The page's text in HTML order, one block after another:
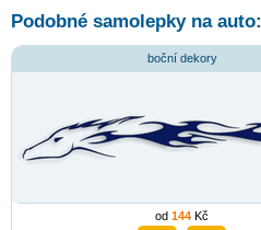
Podobné samolepky na auto:
boční dekory
od 144 Kč